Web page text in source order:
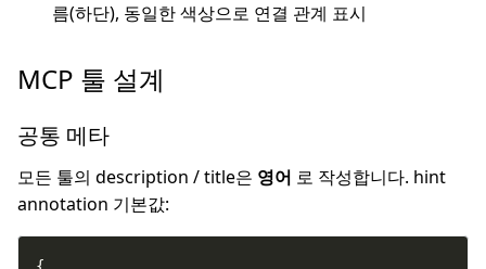
름(하단), 동일한 색상으로 연결 관계 표시
MCP 툴 설계
공통 메타
모든 툴의 description / title은 영어 로 작성합니다. hint
annotation 기본값: